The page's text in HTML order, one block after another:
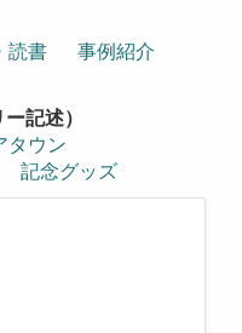
読書
事例紹介
記述）
タウン
記念グッズ